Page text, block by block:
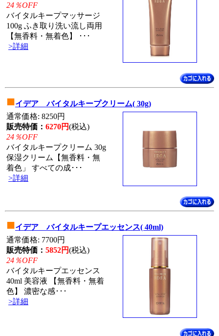
24％OFF
バイタルキープマッサージ
100g ふき取り洗い流し両用
【無香料・無着色】 ･･･
>詳細
■イデア バイタルキープクリーム( 30g)
通常価格: 8250円
販売特価： 6270円(税込)
24％OFF
バイタルキープクリーム 30g
保湿クリーム【無香料・無
着色」 すべての成･･･
>詳細
■イデア バイタルキープエッセンス( 40ml)
通常価格: 7700円
販売特価： 5852円(税込)
24％OFF
バイタルキープエッセンス
40ml 美容液 【無香料・無着
色】 濃密な感･･･
>詳細